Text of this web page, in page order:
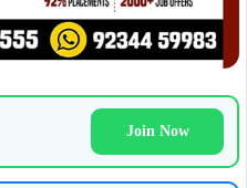
Join Now